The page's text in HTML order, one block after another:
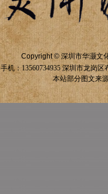
Copyright © 深圳市华灏文
手机：13560734935 深圳市龙岗区
本站部分图文来